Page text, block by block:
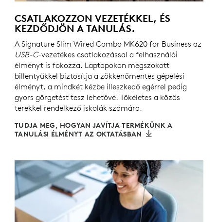
CSATLAKOZZON VEZETÉKKEL, ÉS
KEZDŐDJÖN A TANULÁS.
A Signature Slim Wired Combo MK620 for Business az
USB-C-vezetékes csatlakozással a felhasználói
élményt is fokozza. Laptopokon megszokott
billentyűkkel biztosítja a zökkenőmentes gépelési
élményt, a mindkét kézbe illeszkedő egérrel pedig
gyors görgetést tesz lehetővé. Tökéletes a közös
terekkel rendelkező iskolák számára.
TUDJA MEG, HOGYAN JAVÍTJA TERMÉKÜNK A
TANULÁSI ÉLMÉNYT AZ OKTATÁSBAN